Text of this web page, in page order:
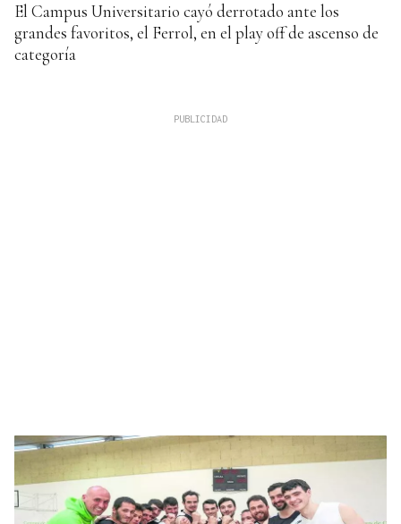
El Campus Universitario cayó derrotado ante los
grandes favoritos, el Ferrol, en el play off de ascenso de
categoría